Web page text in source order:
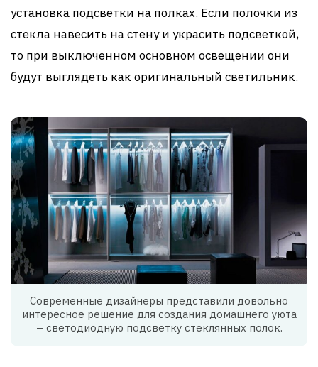
установка подсветки на полках. Если полочки из
стекла навесить на стену и украсить подсветкой,
то при выключенном основном освещении они
будут выглядеть как оригинальный светильник.
Современные дизайнеры представили довольно
интересное решение для создания домашнего уюта
– светодиодную подсветку стеклянных полок.